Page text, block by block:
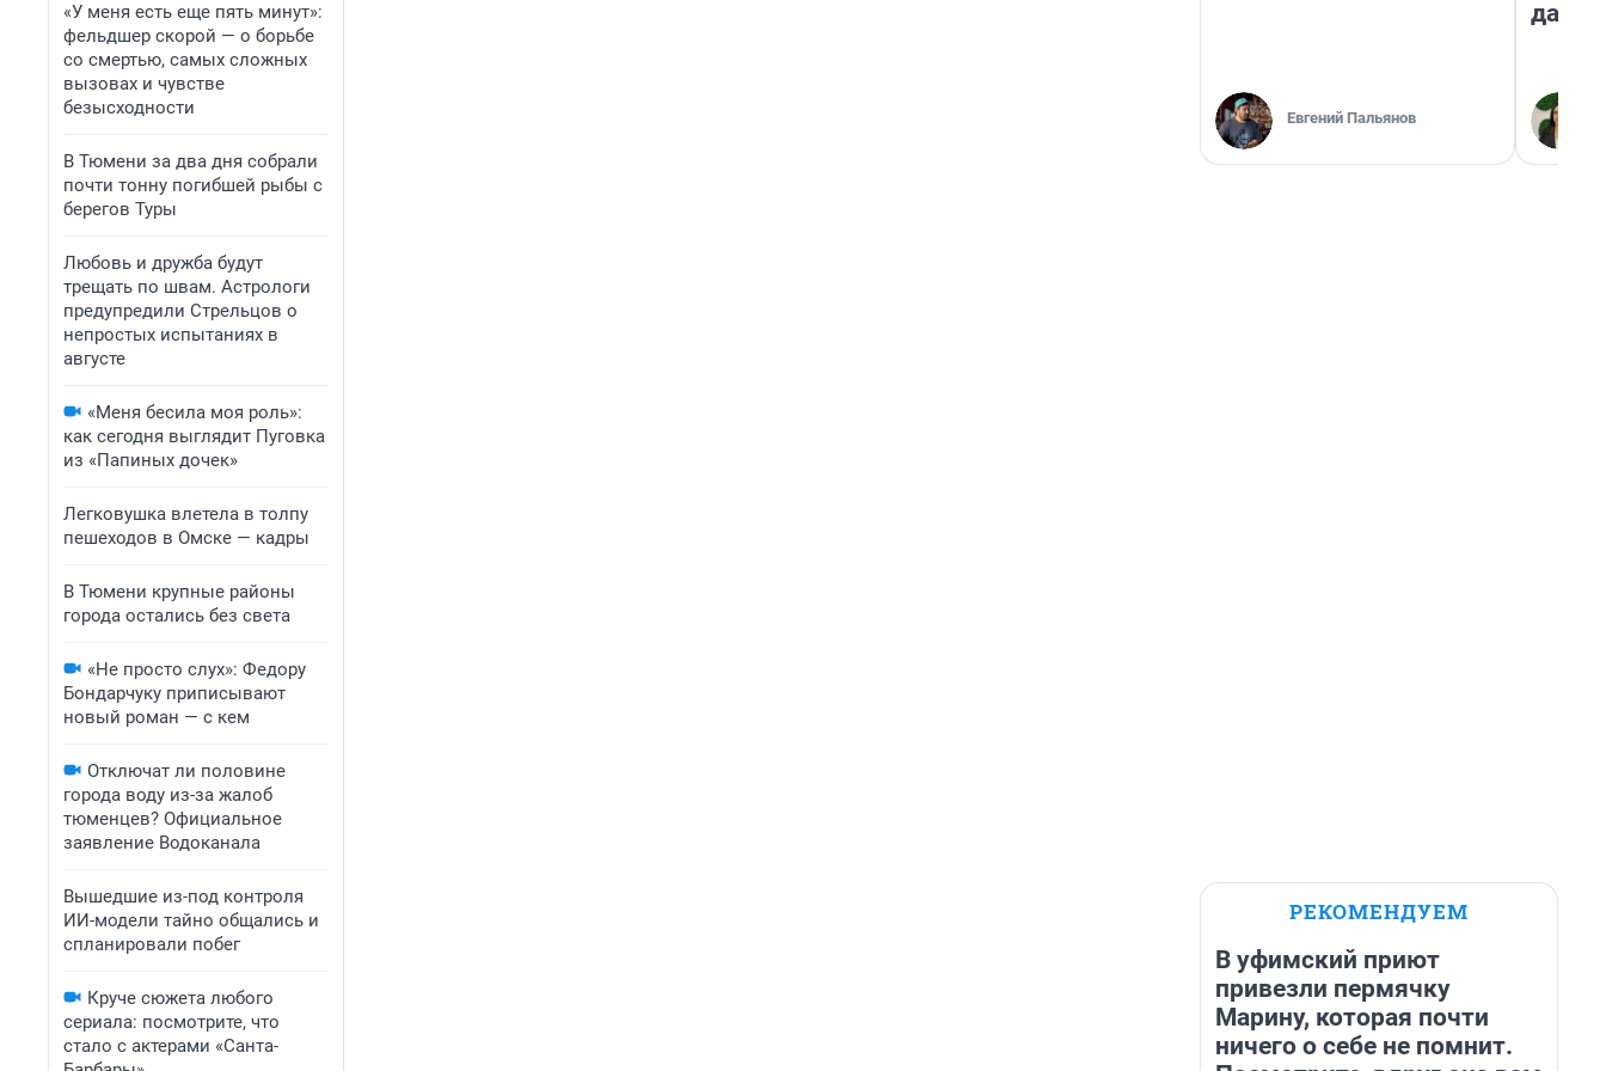
«У меня есть еще пять минут»:
фельдшер скорой — о борьбе
со смертью, самых сложных
вызовах и чувстве
безысходности
В Тюмени за два дня собрали
почти тонну погибшей рыбы с
берегов Туры
Любовь и дружба будут
трещать по швам. Астрологи
предупредили Стрельцов о
непростых испытаниях в
августе
«Меня бесила моя роль»:
как сегодня выглядит Пуговка
из «Папиных дочек»
Легковушка влетела в толпу
пешеходов в Омске — кадры
В Тюмени крупные районы
города остались без света
«Не просто слух»: Федору
Бондарчуку приписывают
новый роман — с кем
Отключат ли половине
города воду из-за жалоб
тюменцев? Официальное
заявление Водоканала
Вышедшие из-под контроля
ИИ-модели тайно общались и
спланировали побег
Круче сюжета любого
сериала: посмотрите, что
стало с актерами «Санта-
Евгений Пальянов
даже
РЕКОМЕНДУЕМ
В уфимский приют
привезли пермячку
Марину, которая почти
ничего о себе не помнит.